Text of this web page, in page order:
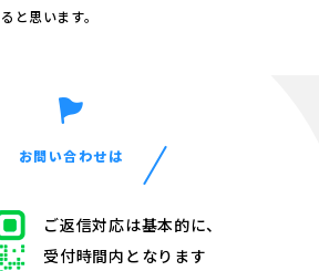
と思います。
お問い合わせは
ご返信対応は基本的に、
受付時間内となります